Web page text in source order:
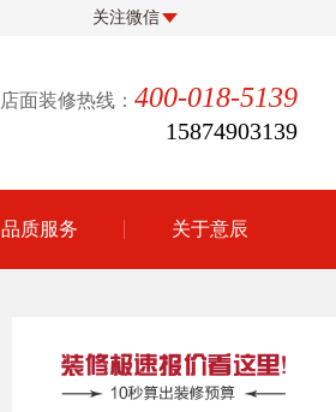
关注微信
店面装修热线： 400-018-5139
15874903139
品质服务 关于意辰